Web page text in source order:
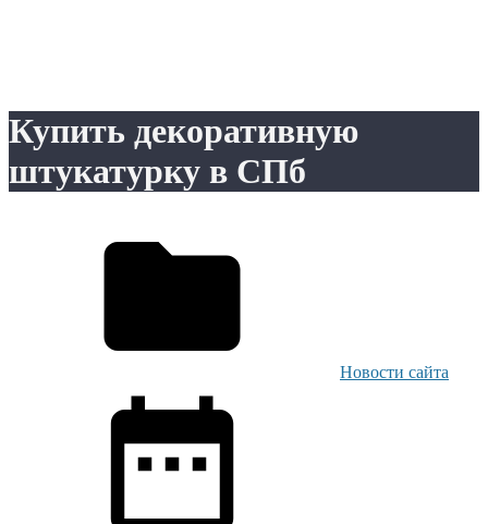
Купить декоративную
штукатурку в СПб
Новости сайта